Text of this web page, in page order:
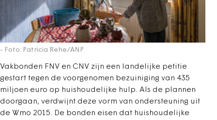
- Foto: Patricia Rehe/ANP
Vakbonden FNV en CNV zijn een landelijke petitie
gestart tegen de voorgenomen bezuiniging van 435
miljoen euro op huishoudelijke hulp. Als de plannen
doorgaan, verdwijnt deze vorm van ondersteuning uit
de Wmo 2015. De bonden eisen dat huishoudelijke